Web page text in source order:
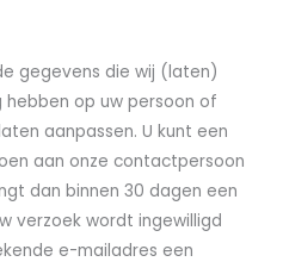
gegevens die wij (laten)
op uw persoon of
aanpassen. U kunt een
aan onze contactpersoon
dan binnen 30 dagen een
verzoek wordt ingewilligd
e-mailadres een